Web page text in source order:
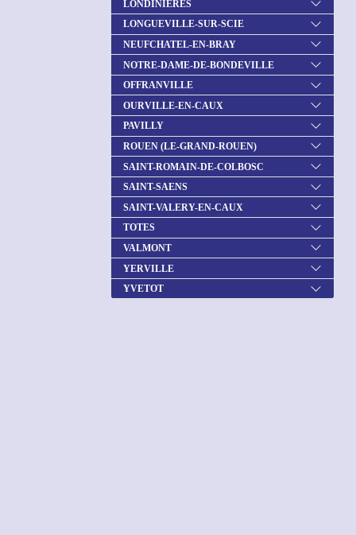
LONDINIERES
LONGUEVILLE-SUR-SCIE
NEUFCHATEL-EN-BRAY
NOTRE-DAME-DE-BONDEVILLE
OFFRANVILLE
OURVILLE-EN-CAUX
PAVILLY
ROUEN (LE-GRAND-ROUEN)
SAINT-ROMAIN-DE-COLBOSC
SAINT-SAENS
SAINT-VALERY-EN-CAUX
TOTES
VALMONT
YERVILLE
YVETOT